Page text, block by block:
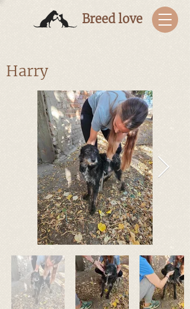
Breed love
Harry